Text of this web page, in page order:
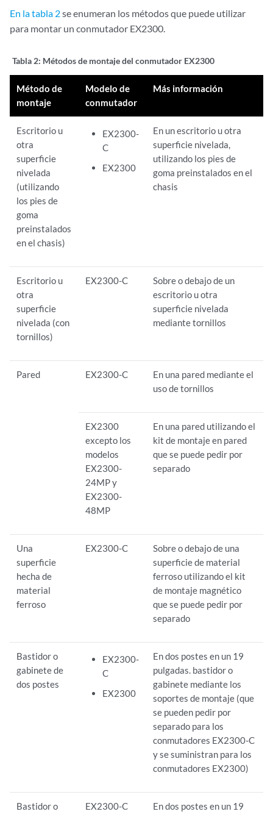
En la tabla 2se enumeran los métodos que puede utilizar
para montar un conmutador EX2300.
Tabla 2: Métodos de montaje del conmutador EX2300
Método de
montaje
Modelo de
conmutador
Más información
Escritorio u
otra
superficie
nivelada
(utilizando
los pies de
goma
preinstalados
en el chasis)
EX2300-
C
EX2300
En un escritorio u otra
superficie nivelada,
utilizando los pies de
goma preinstalados en el
chasis
Escritorio u
otra
superficie
nivelada (con
tornillos)
EX2300-C
Sobre o debajo de un
escritorio u otra
superficie nivelada
mediante tornillos
Pared EX2300-C
En una pared mediante el
uso de tornillos
EX2300
excepto los
modelos
EX2300-
24MP y
EX2300-
48MP
En una pared utilizando el
kit de montaje en pared
que se puede pedir por
separado
Una
superficie
hecha de
material
ferroso
EX2300-C
Sobre o debajo de una
superficie de material
ferroso utilizando el kit
de montaje magnético
que se puede pedir por
separado
Bastidor o
gabinete de
dos postes
EX2300-
C
EX2300
En dos postes en un 19
pulgadas. bastidor o
gabinete mediante los
soportes de montaje (que
se pueden pedir por
separado para los
conmutadores EX2300-C
y se suministran para los
conmutadores EX2300)
Bastidor o
EX2300-C
En dos postes en un 19